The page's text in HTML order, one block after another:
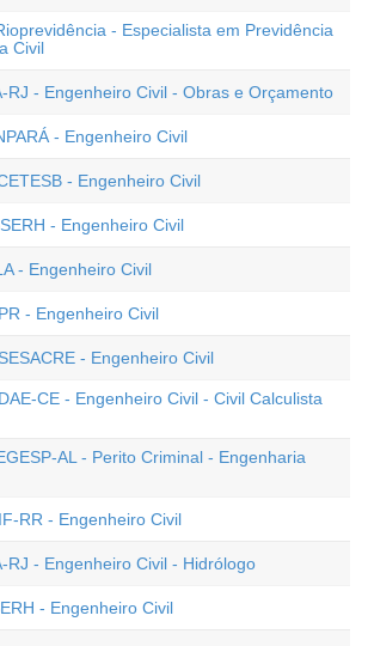
- Especialista em Previdência
Civil
RJ - Engenheiro Civil - Obras e Orçamento
- Engenheiro Civil
- Engenheiro Civil
- Engenheiro Civil
- Engenheiro Civil
- Engenheiro Civil
- Engenheiro Civil
CE - Engenheiro Civil - Civil Calculista
AL - Perito Criminal - Engenharia
RR - Engenheiro Civil
RJ - Engenheiro Civil - Hidrólogo
- Engenheiro Civil